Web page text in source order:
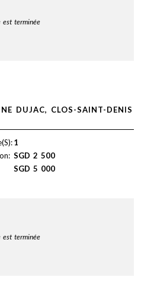
est terminée
DUJAC, CLOS-SAINT-DENIS
1
SGD 2 500
SGD 5 000
est terminée